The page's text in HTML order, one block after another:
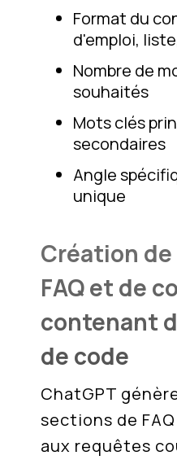
Format du
d'emploi,
Nombre de
souhaités
Mots clés
secondaires
Angle
unique
Création
FAQ et de
contenant
de code
ChatGPT
sections de
aux requêtes